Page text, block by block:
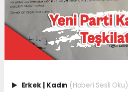
Erkek | Kadın (Haberi Sesli Oku)